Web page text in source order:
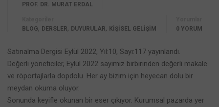
PROF. DR. MURAT ERDAL
BLOG, DERSLER, DUYURULAR, KİŞİSEL GELİŞİM
0 YORUM
Satınalma Dergisi Eylül 2022, Yıl:10, Sayı:117 yayınlandı.
Değerli yöneticiler, Eylül 2022 sayımız birbirinden değerli makale
ve röportajlarla dopdolu. Her ay bizim için heyecan dolu bir
meydan okuma oluyor.
Sonunda keyifle okunan bir eser çıkıyor. Kurumsal pazarda yer